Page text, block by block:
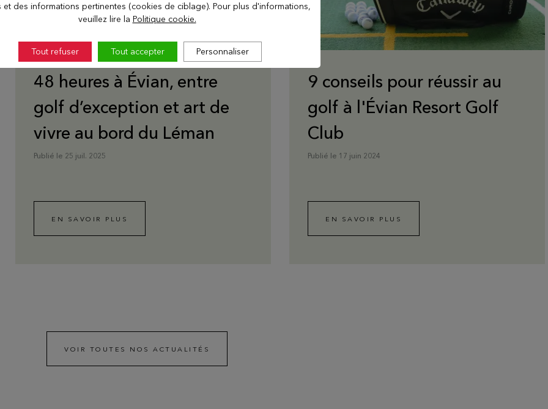
48 heures à Évian, entre
golf d’exception et art de
vivre au bord du Léman
Publié le 25 juil. 2025
EN SAVOIR PLUS
9 conseils pour réussir au
golf à l'Évian Resort Golf
Club
Publié le 17 juin 2024
EN SAVOIR PLUS
VOIR TOUTES NOS ACTUALITÉS
et des informations pertinentes (cookies de ciblage). Pour plus d'informations,
veuillez lire la Politique cookie.
Tout refuser Tout accepter Personnaliser